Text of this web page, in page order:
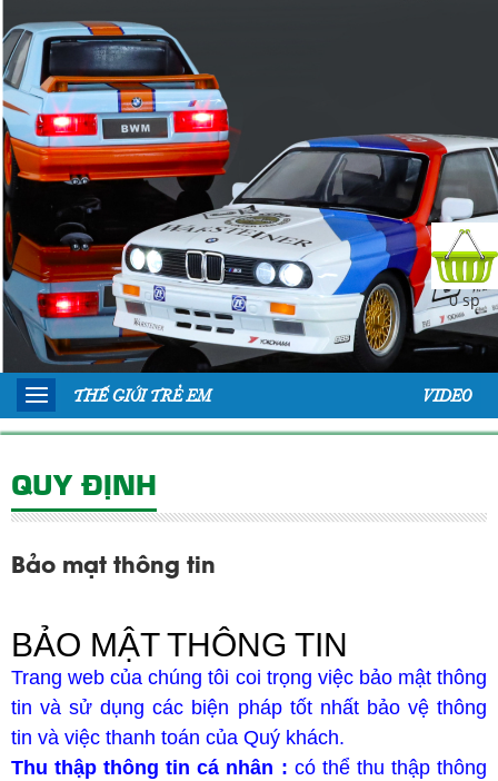
VIDEO
THẾ GIỚI TRẺ EM
QUY ĐỊNH
Bảo mật thông tin
BẢO MẬT THÔNG TIN
Trang web của chúng tôi coi trọng việc bảo mật thông
tin và sử dụng các biện pháp tốt nhất bảo vệ thông
tin và việc thanh toán của Quý khách.
Thu thập thông tin cá nhân : có thể thu thập thông
0 sp